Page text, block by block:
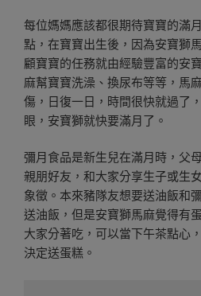
每位媽媽應該都很期待寶寶的滿
點，在寶寶出生後，因為安寶獅
顧寶寶的任務就由經驗豐富的安
麻幫寶寶洗澡、換尿布等等，馬
傷，日復一日，時間很快就過了
眼，安寶獅就快要滿月了。
彌月食品是新生兒在滿月時，父
親朋好友，和大家分享生子或生
象徵。本來豬隊友想要送油飯和
送油飯，但是安寶獅馬麻覺得有
大家分著吃，可以當下午茶點心
決定送蛋糕。